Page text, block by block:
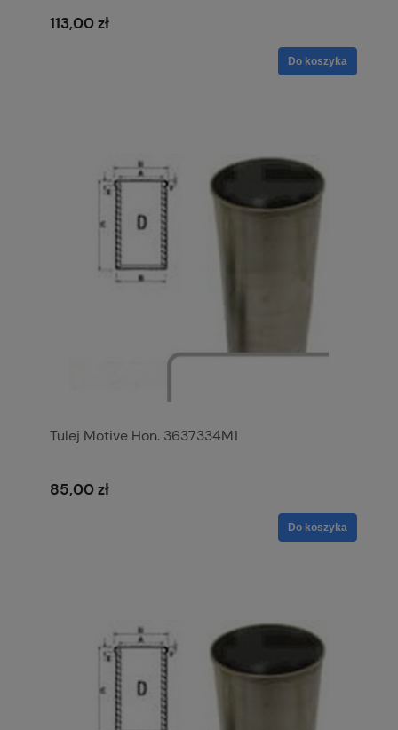
113,00 zł
Do koszyka
Tulej Motive Hon. 3637334M1
85,00 zł
Do koszyka